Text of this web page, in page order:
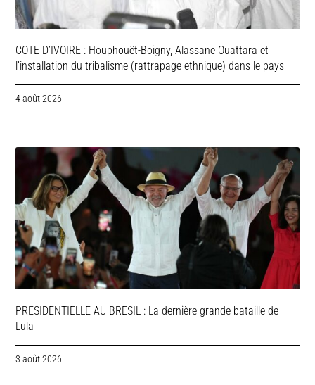
COTE D’IVOIRE : Houphouët-Boigny, Alassane Ouattara et
l’installation du tribalisme (rattrapage ethnique) dans le pays
4 août 2026
PRESIDENTIELLE AU BRESIL : La dernière grande bataille de
Lula
3 août 2026